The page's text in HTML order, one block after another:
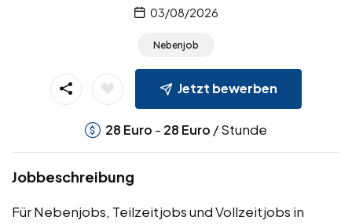
03/08/2026
Nebenjob
Jetzt bewerben
28 Euro - 28 Euro / Stunde
Jobbeschreibung
Für Nebenjobs, Teilzeitjobs und Vollzeitjobs in